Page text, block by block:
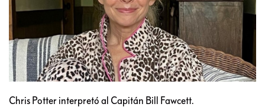
Chris Potter interpretó al Capitán Bill Fawcett.